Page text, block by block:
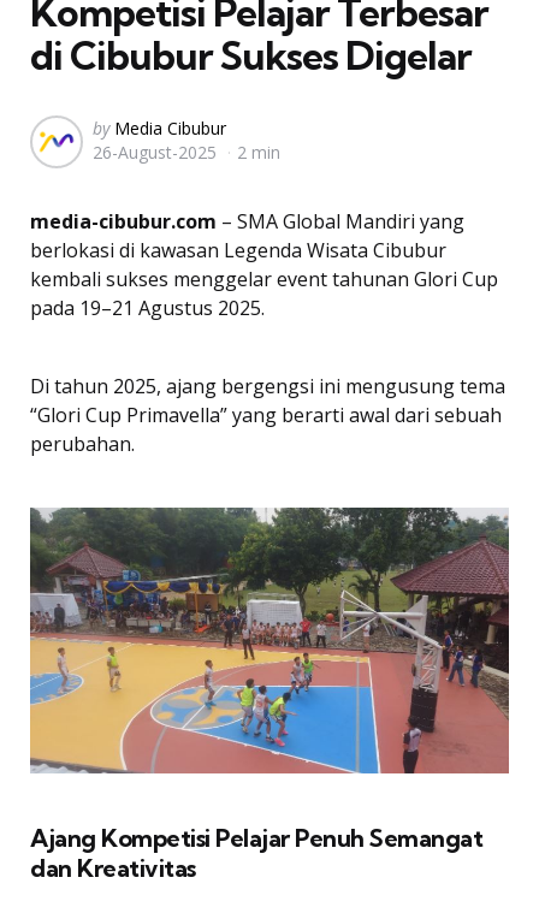
Kompetisi Pelajar Terbesar
di Cibubur Sukses Digelar
Posted
by
by Media Cibubur
26-August-2025
2 min
media-cibubur.com – SMA Global Mandiri yang
berlokasi di kawasan Legenda Wisata Cibubur
kembali sukses menggelar event tahunan Glori Cup
pada 19–21 Agustus 2025.
Di tahun 2025, ajang bergengsi ini mengusung tema
“Glori Cup Primavella” yang berarti awal dari sebuah
perubahan.
Ajang Kompetisi Pelajar Penuh Semangat
dan Kreativitas